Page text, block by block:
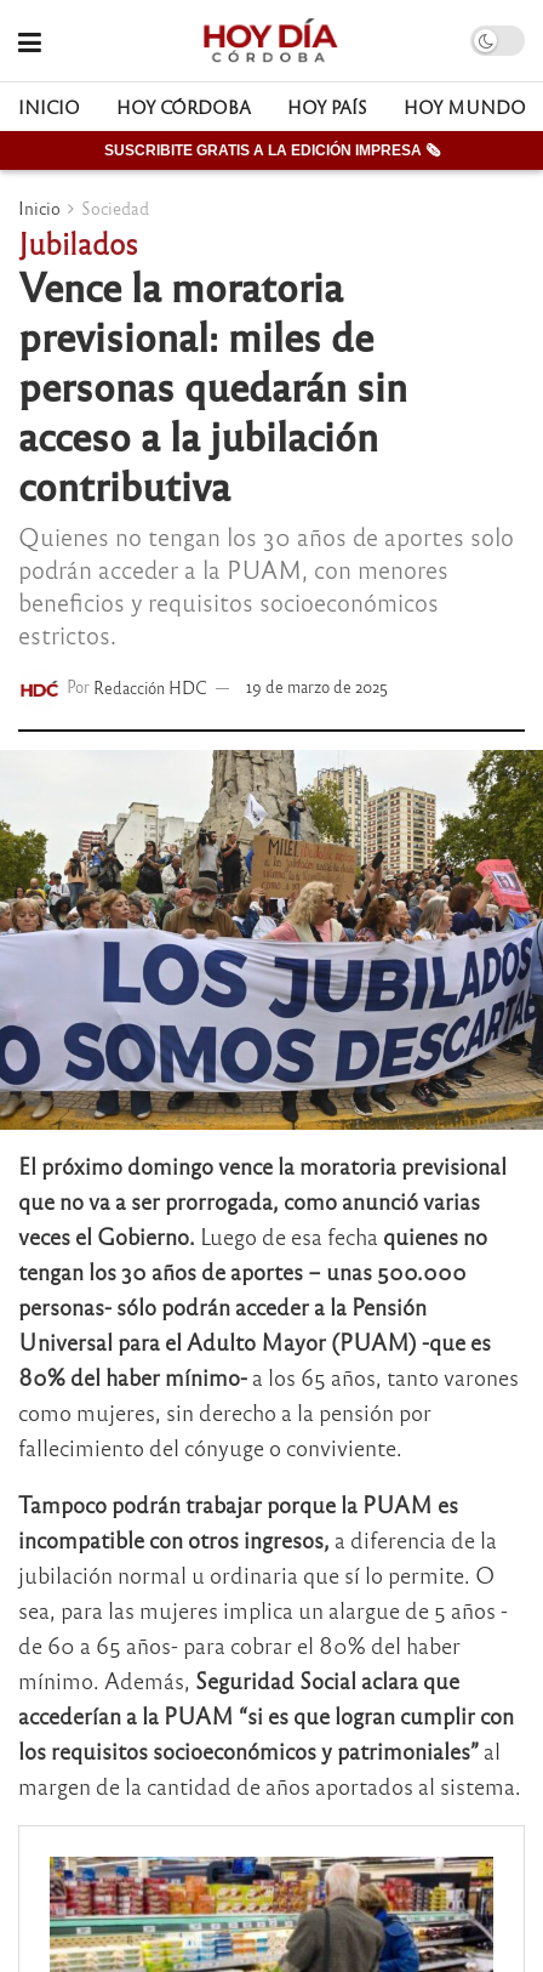
INICIO HOY CÓRDOBA HOY PAÍS HOY MUNDO
SUSCRIBITE GRATIS A LA EDICIÓN IMPRESA 🗞
Inicio Sociedad
Jubilados
Vence la moratoria
previsional: miles de
personas quedarán sin
acceso a la jubilación
contributiva
Quienes no tengan los 30 años de aportes solo
podrán acceder a la PUAM, con menores
beneficios y requisitos socioeconómicos
estrictos.
Por Redacción HDC 19 de marzo de 2025
El próximo domingo vence la moratoria previsional
que no va a ser prorrogada, como anunció varias
veces el Gobierno. Luego de esa fecha quienes no
tengan los 30 años de aportes – unas 500.000
personas- sólo podrán acceder a la Pensión
Universal para el Adulto Mayor (PUAM) -que es
80% del haber mínimo- a los 65 años, tanto varones
como mujeres, sin derecho a la pensión por
fallecimiento del cónyuge o conviviente.
Tampoco podrán trabajar porque la PUAM es
incompatible con otros ingresos, a diferencia de la
jubilación normal u ordinaria que sí lo permite. O
sea, para las mujeres implica un alargue de 5 años -
de 60 a 65 años- para cobrar el 80% del haber
mínimo. Además, Seguridad Social aclara que
accederían a la PUAM “si es que logran cumplir con
los requisitos socioeconómicos y patrimoniales” al
margen de la cantidad de años aportados al sistema.